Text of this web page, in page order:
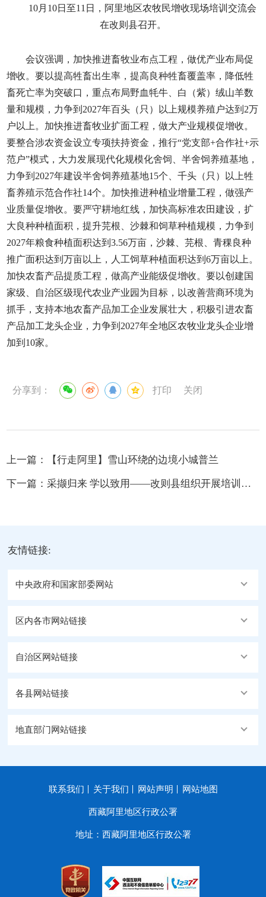
10月10日至11日，阿里地区农牧民增收现场培训交流会
在改则县召开。
会议强调，加快推进畜牧业布点工程，做优产业布局促
增收。要以提高牲畜出生率，提高良种牲畜覆盖率，降低牲
畜死亡率为突破口，重点布局野血牦牛、白（紫）绒山羊数
量和规模，力争到2027年百头（只）以上规模养殖户达到2万
户以上。加快推进畜牧业扩面工程，做大产业规模促增收。
要整合涉农资金设立专项扶持资金，推行“党支部+合作社+示
范户”模式，大力发展现代化规模化舍饲、半舍饲养殖基地，
力争到2027年建设半舍饲养殖基地15个、千头（只）以上牲
畜养殖示范合作社14个。加快推进种植业增量工程，做强产
业质量促增收。要严守耕地红线，加快高标准农田建设，扩
大良种种植面积，提升芫根、沙棘和饲草种植规模，力争到
2027年粮食种植面积达到3.56万亩，沙棘、芫根、青稞良种
推广面积达到万亩以上，人工饲草种植面积达到6万亩以上。
加快农畜产品提质工程，做高产业能级促增收。要以创建国
家级、自治区级现代农业产业园为目标，以改善营商环境为
抓手，支持本地农畜产品加工企业发展壮大，积极引进农畜
产品加工龙头企业，力争到2027年全地区农牧业龙头企业增
加到10家。
分享到： 打印 关闭
上一篇： 【行走阿里】雪山环绕的边境小城普兰
下一篇： 采撷归来 学以致用——改则县组织开展培训收获分享交流会
友情链接:
中央政府和国家部委网站
区内各市网站链接
自治区网站链接
各县网站链接
地直部门网站链接
联系我们 关于我们 网站声明 网站地图
西藏阿里地区行政公署
地址：西藏阿里地区行政公署